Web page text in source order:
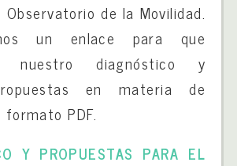
de la Movilidad.
un enlace para que
nuestro diagnóstico y
en materia de
PDF.
Y PROPUESTAS PARA EL